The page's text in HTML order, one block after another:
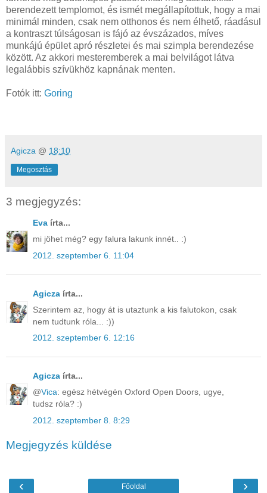
berendezett templomot, és ismét megállapítottuk, hogy a mai
minimál minden, csak nem otthonos és nem élhető, ráadásul
a kontraszt túlságosan is fájó az évszázados, míves
munkájú épület apró részletei és mai szimpla berendezése
között. Az akkori mesteremberek a mai belvilágot látva
legalábbis szívükhöz kapnának menten.
Fotók itt: Goring
Agicza @ 18:10
Megosztás
3 megjegyzés:
Eva írta...
mi jöhet még? egy falura lakunk innét.. :)
2012. szeptember 6. 11:04
Agicza írta...
Szerintem az, hogy át is utaztunk a kis falutokon, csak
nem tudtunk róla... :))
2012. szeptember 6. 12:16
Agicza írta...
@Vica: egész hétvégén Oxford Open Doors, ugye,
tudsz róla? :)
2012. szeptember 8. 8:29
Megjegyzés küldése
‹ ›
Főoldal